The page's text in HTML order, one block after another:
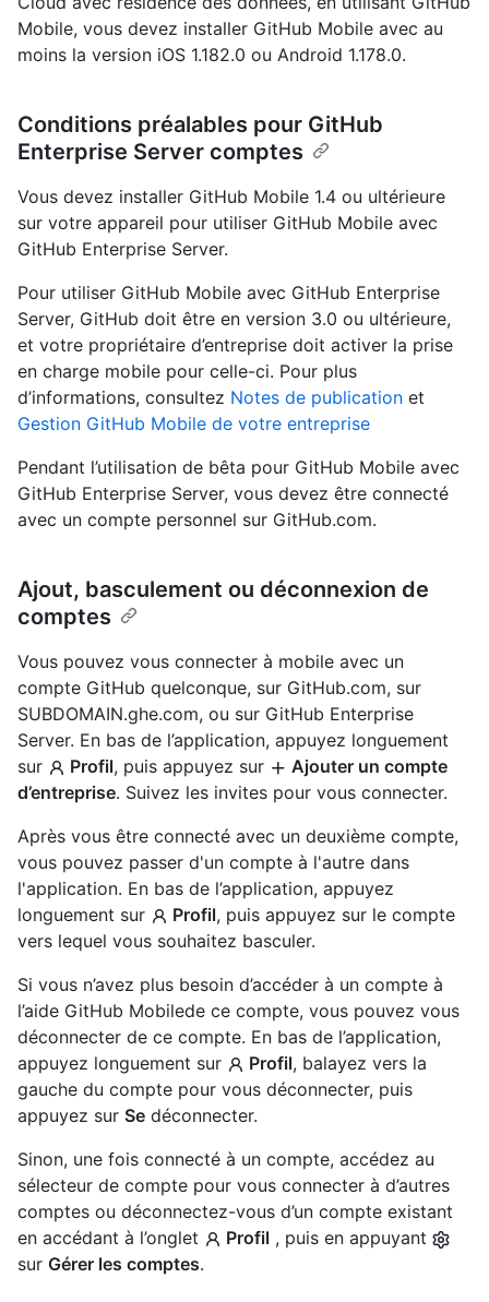
Mobile, vous devez installer GitHub Mobile avec au
moins la version iOS 1.182.0 ou Android 1.178.0.
Conditions préalables pour GitHub
Enterprise Server comptes
Vous devez installer GitHub Mobile 1.4 ou ultérieure
sur votre appareil pour utiliser GitHub Mobile avec
GitHub Enterprise Server.
Pour utiliser GitHub Mobile avec GitHub Enterprise
Server, GitHub doit être en version 3.0 ou ultérieure,
et votre propriétaire d’entreprise doit activer la prise
en charge mobile pour celle-ci. Pour plus
d’informations, consultez Notes de publication et
Gestion GitHub Mobile de votre entreprise
Pendant l’utilisation de bêta pour GitHub Mobile avec
GitHub Enterprise Server, vous devez être connecté
avec un compte personnel sur GitHub.com.
Ajout, basculement ou déconnexion de
comptes
Vous pouvez vous connecter à mobile avec un
compte GitHub quelconque, sur GitHub.com, sur
SUBDOMAIN.ghe.com, ou sur GitHub Enterprise
Server. En bas de l’application, appuyez longuement
sur
Profil, puis appuyez sur
Ajouter un compte
d’entreprise. Suivez les invites pour vous connecter.
Après vous être connecté avec un deuxième compte,
vous pouvez passer d'un compte à l'autre dans
l'application. En bas de l’application, appuyez
longuement sur
Profil, puis appuyez sur le compte
vers lequel vous souhaitez basculer.
Si vous n’avez plus besoin d’accéder à un compte à
l’aide GitHub Mobilede ce compte, vous pouvez vous
déconnecter de ce compte. En bas de l’application,
appuyez longuement sur
Profil, balayez vers la
gauche du compte pour vous déconnecter, puis
appuyez sur Se déconnecter.
Sinon, une fois connecté à un compte, accédez au
sélecteur de compte pour vous connecter à d’autres
comptes ou déconnectez-vous d’un compte existant
en accédant à l’onglet
Profil , puis en appuyant
sur Gérer les comptes.